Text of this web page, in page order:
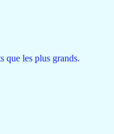
que les plus grands.